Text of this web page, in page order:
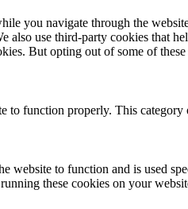
you navigate through the
use third-party cookies that
But opting out of some of
to function properly. This
website to function and is used
these cookies on your